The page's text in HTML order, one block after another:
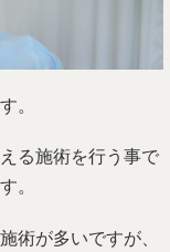
。
る施術を行う事で
。
術が多いですが、